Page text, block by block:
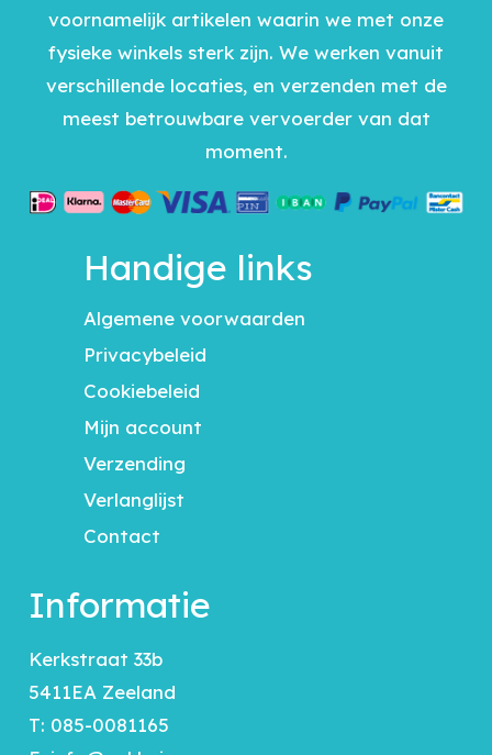
voornamelijk artikelen waarin we met onze
fysieke winkels sterk zijn. We werken vanuit
verschillende locaties, en verzenden met de
meest betrouwbare vervoerder van dat
moment.
Handige links
Algemene voorwaarden
Privacybeleid
Cookiebeleid
Mijn account
Verzending
Verlanglijst
Contact
Informatie
Kerkstraat 33b
5411EA Zeeland
T: 085-0081165